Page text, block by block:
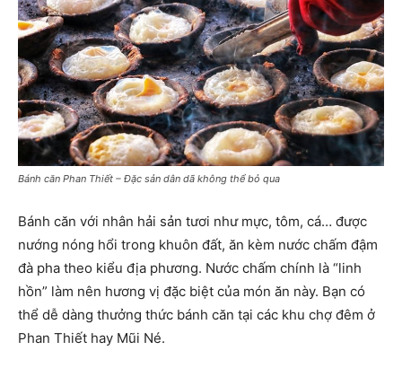
Bánh căn Phan Thiết – Đặc sản dân dã không thể bỏ qua
Bánh căn với nhân hải sản tươi như mực, tôm, cá… được
nướng nóng hổi trong khuôn đất, ăn kèm nước chấm đậm
đà pha theo kiểu địa phương. Nước chấm chính là “linh
hồn” làm nên hương vị đặc biệt của món ăn này. Bạn có
thể dễ dàng thưởng thức bánh căn tại các khu chợ đêm ở
Phan Thiết hay Mũi Né.